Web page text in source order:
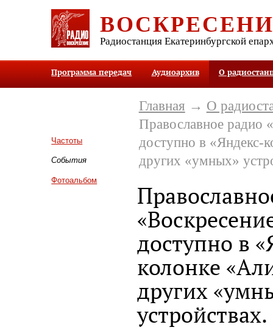
Радиостанция Екатеринбургской
Программа передач Аудиоархив О
Частоты
События
Фотоальбом
Главная → О
Православное радио
доступно в «Яндекс-
других «умных»
доступно в
колонке
других
устройствах.